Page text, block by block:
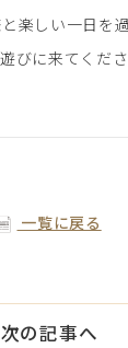
楽しい一日を
びに来てくださ
一覧に戻る
次の記事へ